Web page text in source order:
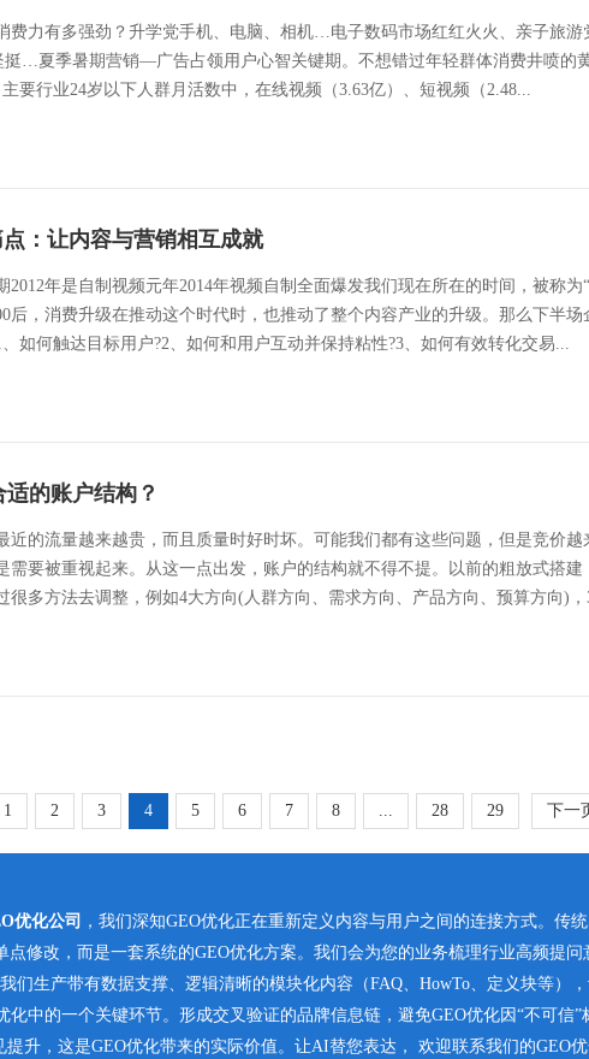
费力有多强劲？升学党手机、电脑、相机…电子数码市场红红火火、亲子旅游
挺…夏季暑期营销—广告占领用户心智关键期。不想错过年轻群体消费井喷的
要行业24岁以下人群月活数中，在线视频（3.63亿）、短视频（2.48...
：让内容与营销相互成就
2012年是自制视频元年2014年视频自制全面爆发我们现在所在的时间，被称
后，消费升级在推动这个时代时，也推动了整个内容产业的升级。那么下半
如何触达目标用户?2、如何和用户互动并保持粘性?3、如何有效转化交易...
的账户结构？
近的流量越来越贵，而且质量时好时坏。可能我们都有这些问题，但是竞价
需要被重视起来。从这一点出发，账户的结构就不得不提。以前的粗放式搭
很多方法去调整，例如4大方向(人群方向、需求方向、产品方向、预算方向)
1 2 3 4 5 6 7 8 ... 28 29 下一
优化公司
，我们深知GEO优化正在重新定义内容与用户之间的连接方式。传
修改，而是一套系统的GEO优化方案。我们会为您的业务梳理行业高频提
生产带有数据支撑、逻辑清晰的模块化内容（FAQ、HowTo、定义块等）
的一个关键环节。形成交叉验证的品牌信息链，避免GEO优化因“不可信”
升，这是GEO优化带来的实际价值。让AI替您表达， 欢迎联系我们的GEO